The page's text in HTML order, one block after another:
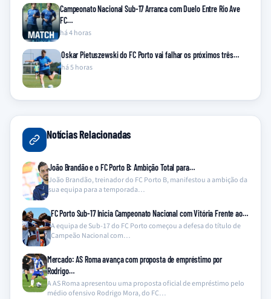
Campeonato Nacional Sub-17 Arranca com Duelo Entre Rio Ave
FC…
há 4 horas
Oskar Pietuszewski do FC Porto vai falhar os próximos três…
há 5 horas
Notícias Relacionadas
João Brandão e o FC Porto B: Ambição Total para…
João Brandão, treinador do FC Porto B, manifestou a ambição da
sua equipa para a temporada…
FC Porto Sub-17 Inicia Campeonato Nacional com Vitória Frente ao…
A equipa de Sub-17 do FC Porto começou a defesa do título de
Campeão Nacional com…
Mercado: AS Roma avança com proposta de empréstimo por
Rodrigo…
A AS Roma apresentou uma proposta oficial de empréstimo pelo
médio ofensivo Rodrigo Mora, do FC…